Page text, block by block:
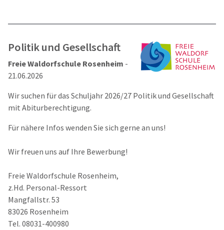
Freie
Termine
Politik und Gesellschaft
Freie Waldorfschule Rosenheim -
21.06.2026
Wir suchen für das Schuljahr 2026/27 Politik und Gesellschaft
mit Abiturberechtigung.
Für nähere Infos wenden Sie sich gerne an uns!
Wir freuen uns auf Ihre Bewerbung!
Freie Waldorfschule Rosenheim,
z.Hd. Personal-Ressort
Mangfallstr. 53
83026 Rosenheim
Tel. 08031-400980